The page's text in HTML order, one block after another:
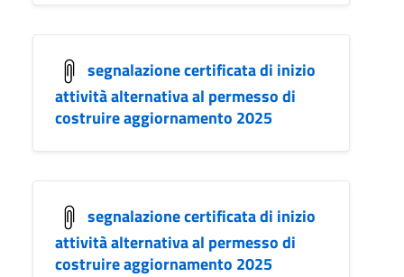
segnalazione certificata di inizio
attività alternativa al permesso di
costruire aggiornamento 2025
segnalazione certificata di inizio
attività alternativa al permesso di
costruire aggiornamento 2025